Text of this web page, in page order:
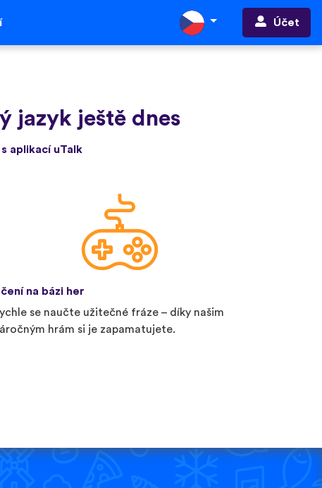
Účet
jazyk ještě dnes
aplikací uTalk
na bázi her
se naučte užitečné fráze – díky našim
hrám si je zapamatujete.